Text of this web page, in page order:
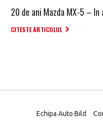
20 de ani Mazda MX-5 –
CITESTE ARTICOLUL
Echipa Auto Bild